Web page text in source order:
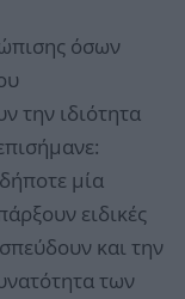
όσων
την ιδιότητα
μία
ειδικές
και την
των